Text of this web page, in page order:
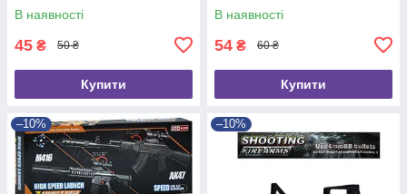
В наявності
45 ₴ 50 ₴
Купити
В наявності
54 ₴ 60 ₴
Купити
–10% –10%